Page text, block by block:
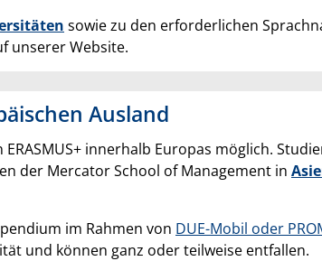
sowie zu den erforderlichen
unserer Website.
Ausland
innerhalb Europas möglich.
der Mercator School of Management in
im Rahmen von DUE-Mobil oder
und können ganz oder teilweise entfallen.